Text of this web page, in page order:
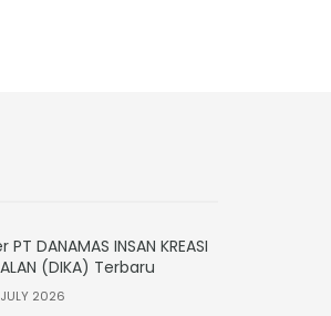
PT DANAMAS INSAN KREASI
(DIKA) Terbaru
2026